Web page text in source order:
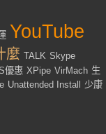
YouTube
麼 TALK Skype
優惠 XPipe VirMach 生
Unattended Install
少康